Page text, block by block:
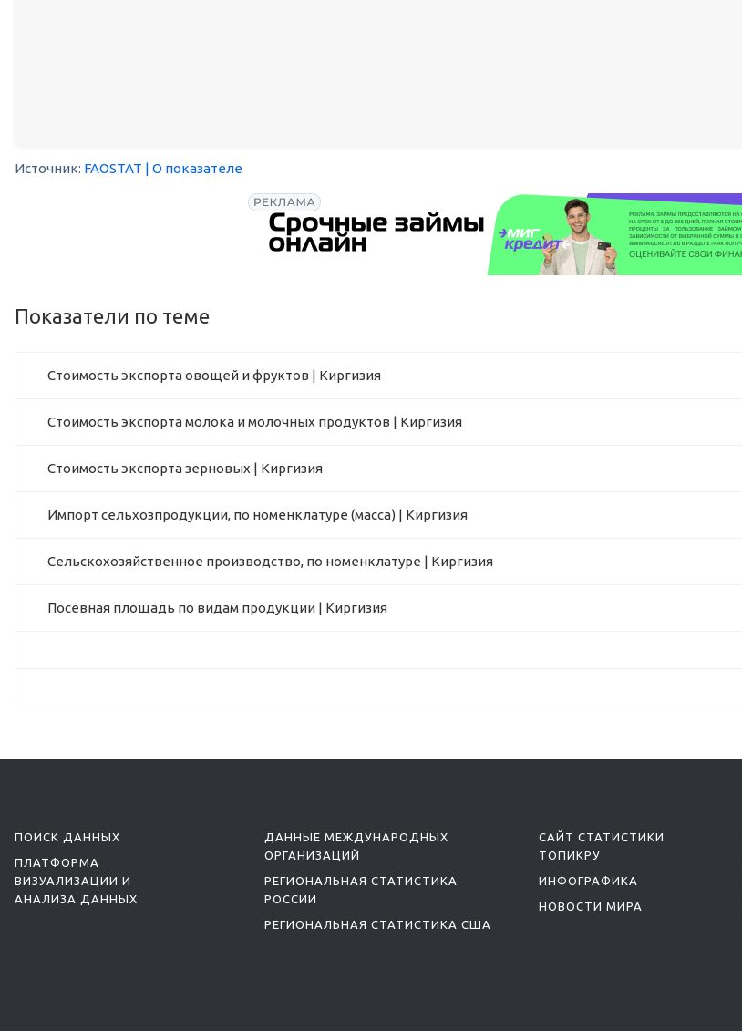
Источник: FAOSTAT | О показателе
Показатели по теме
Стоимость экспорта овощей и фруктов | Киргизия
Стоимость экспорта молока и молочных продуктов | Киргизия
Стоимость экспорта зерновых | Киргизия
Импорт сельхозпродукции, по номенклатуре (масса) | Киргизия
Сельскохозяйственное производство, по номенклатуре | Киргизия
Посевная площадь по видам продукции | Киргизия
ПОИСК ДАННЫХ
ПЛАТФОРМА
ВИЗУАЛИЗАЦИИ И
АНАЛИЗА ДАННЫХ
ДАННЫЕ МЕЖДУНАРОДНЫХ
ОРГАНИЗАЦИЙ
РЕГИОНАЛЬНАЯ СТАТИСТИКА
РОССИИ
РЕГИОНАЛЬНАЯ СТАТИСТИКА США
САЙТ СТАТИСТИКИ
ТОПИКРУ
ИНФОГРАФИКА
НОВОСТИ МИРА